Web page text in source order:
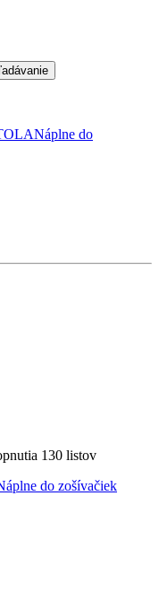
Náplne do
130 listov
do zošívačiek